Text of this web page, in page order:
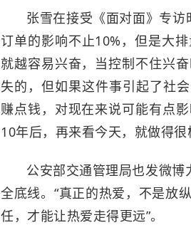
张雪在接受《面对面》专访
订单的影响不止10%，但是大
就越容易兴奋，当控制不住兴
失的，但如果这件事引起了社
赚点钱，对现在来说可能有点
10年后，再来看今天，就做得很
公安部交通管理局也发微博
全底线。“真正的热爱，不是放
任，才能让热爱走得更远”。